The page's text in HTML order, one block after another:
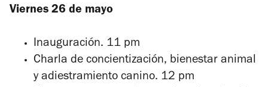
Viernes 26 de mayo
Inauguración. 11 pm
Charla de concientización, bienestar animal
y adiestramiento canino. 12 pm